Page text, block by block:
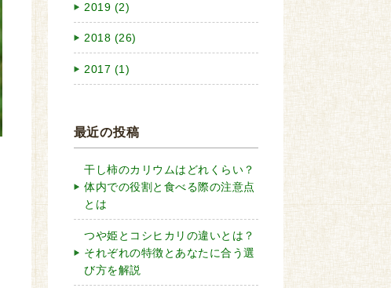
2019 (2)
2018 (26)
2017 (1)
最近の投稿
干し柿のカリウムはどれくらい？
体内での役割と食べる際の注意点
とは
つや姫とコシヒカリの違いとは？
それぞれの特徴とあなたに合う選
び方を解説